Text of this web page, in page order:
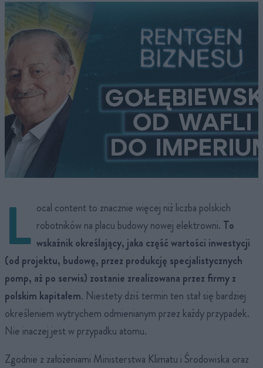
L ocal content to znacznie więcej niż liczba polskich
robotników na placu budowy nowej elektrowni. To
wskaźnik określający, jaka część wartości inwestycji
(od projektu, budowę, przez produkcję specjalistycznych
pomp, aż po serwis) zostanie zrealizowana przez firmy z
polskim kapitałem. Niestety dziś termin ten stał się bardziej
określeniem wytrychem odmienianym przez każdy przypadek.
Nie inaczej jest w przypadku atomu.
Zgodnie z założeniami Ministerstwa Klimatu i Środowiska oraz